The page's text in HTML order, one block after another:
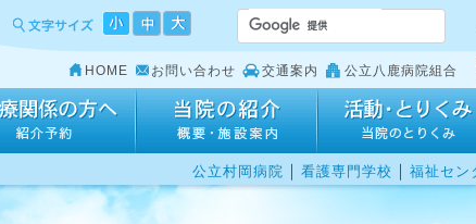
HOME お問い合わせ 交通案内 公立八鹿病院組合
公立村岡病院 ｜ 看護専門学校 ｜ 福祉セン